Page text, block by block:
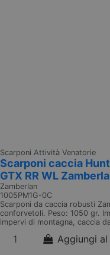
Scarponi Attività Venatorie
Scarponi caccia
GTX RR WL
Zamberlan
1005PM1G-0C
Scarponi da caccia robusti
conforvetoli. Peso: 1050 gr.
impervi di montagna, caccia
Aggiungi